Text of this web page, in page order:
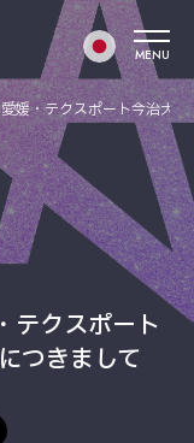
MENU
媛・テクスポート今治大
テクスポート
つきまして